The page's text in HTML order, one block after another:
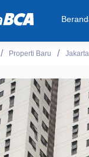
Properti Baru